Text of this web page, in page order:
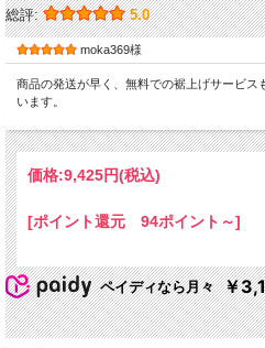
総評: 5.0
moka369様
商品の発送が早く、無料での裾上げサービス
います。
価格:9,425円(税込)
[ポイント還元 94ポイント～]
ペイディなら月々 ￥